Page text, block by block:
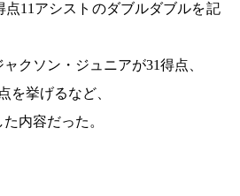
点11アシストのダブルダブルを記
クソン・ジュニアが31得点、
を挙げるなど、
内容だった。